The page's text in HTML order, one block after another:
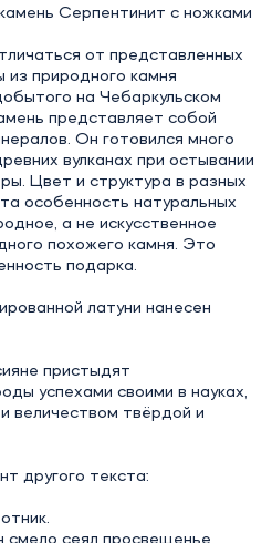
Серпентинит с ножками
от представленных
природного камня
на Чебаркульском
представляет собой
Он готовился много
вулканах при остывании
Цвет и структура в разных
особенность натуральных
а не искусственное
похожего камня. Это
подарка.
латуни нанесен
пристыдят
успехами своими в науках,
величеством твёрдой и
другого текста: